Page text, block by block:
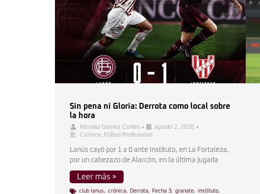
Sin pena ni Gloria: Derrota como local sobre
la hora
Nicolas Gomez Cortes • agosto 2, 2026 •
Crónica, Fútbol Profesional
Lanús cayó por 1 a 0 ante Instituto, en La Fortaleza,
por un cabezazo de Alarcón, en la última jugada
Leer más »
club lanus, crónica, Derrota, Fecha 3, granate, instituto,